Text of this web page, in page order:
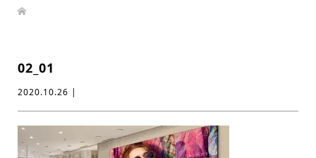
02_01
2020.10.26 |